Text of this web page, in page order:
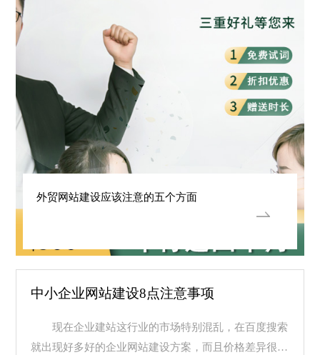
外贸网站建设应该注意的五个方面
中小企业网站建设8点注意事项
现在企业建站这行业的市场特别混乱，在百度搜索
就出现好多好的企业网站建设方案，而且价格差异很